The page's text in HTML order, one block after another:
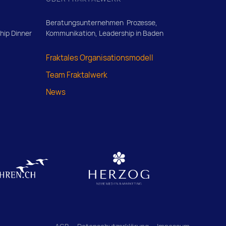
Dinner
Beratungsunternehmen Prozesse,
Kommunikation, Leadership in Baden
Fraktales Organisationsmodell
Team Fraktalwerk
News